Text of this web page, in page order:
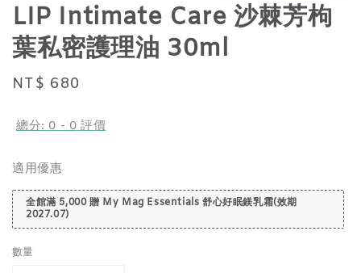
LIP Intimate Care 沙棘芳枸
葉私密護理油 30ml
Regular
NT$ 680
總分: 0 - 0 評價
適用優惠
全館滿 5,000 贈 My Mag Essentials 舒心好眠鎂乳霜(效期
2027.07)
數量